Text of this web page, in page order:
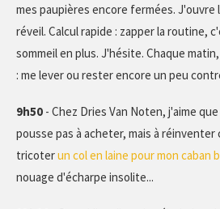
mes paupières encore fermées. J'ouvre
réveil. Calcul rapide : zapper la routine,
sommeil en plus. J'hésite. Chaque
: me lever ou rester encore un peu
9h50 - Chez Dries Van Noten, j'aime
pousse pas à acheter, mais à réinventer
tricoterun col en laine pour mon caban
nouage d'écharpe insolite...